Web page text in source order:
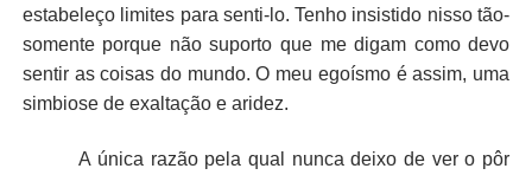
estabeleço limites para senti-lo. Tenho insistido nisso tão-
somente porque não suporto que me digam como devo
sentir as coisas do mundo. O meu egoísmo é assim, uma
simbiose de exaltação e aridez.
A única razão pela qual nunca deixo de ver o pôr